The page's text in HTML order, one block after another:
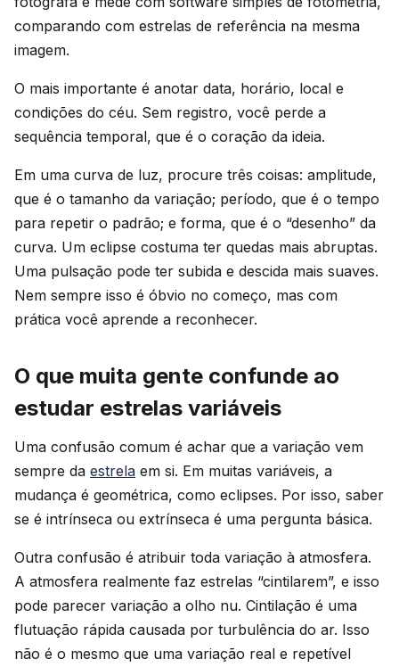
comparando com estrelas de referência na mesma
imagem.
O mais importante é anotar data, horário, local e
condições do céu. Sem registro, você perde a
sequência temporal, que é o coração da ideia.
Em uma curva de luz, procure três coisas: amplitude,
que é o tamanho da variação; período, que é o tempo
para repetir o padrão; e forma, que é o “desenho” da
curva. Um eclipse costuma ter quedas mais abruptas.
Uma pulsação pode ter subida e descida mais suaves.
Nem sempre isso é óbvio no começo, mas com
prática você aprende a reconhecer.
O que muita gente confunde ao
estudar estrelas variáveis
Uma confusão comum é achar que a variação vem
sempre da estrela em si. Em muitas variáveis, a
mudança é geométrica, como eclipses. Por isso, saber
se é intrínseca ou extrínseca é uma pergunta básica.
Outra confusão é atribuir toda variação à atmosfera.
A atmosfera realmente faz estrelas “cintilarem”, e isso
pode parecer variação a olho nu. Cintilação é uma
flutuação rápida causada por turbulência do ar. Isso
não é o mesmo que uma variação real e repetível